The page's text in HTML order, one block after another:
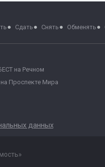
Сдать Снять Обменять
на Речном
Проспекте Мира
данных